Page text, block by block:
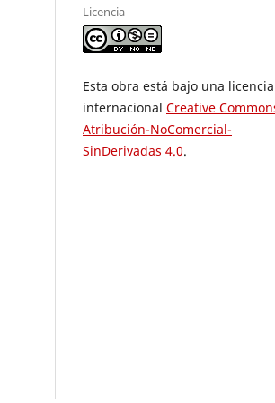
Licencia
Esta obra está bajo una licencia
internacional Creative
Atribución-NoComercial-
SinDerivadas 4.0.